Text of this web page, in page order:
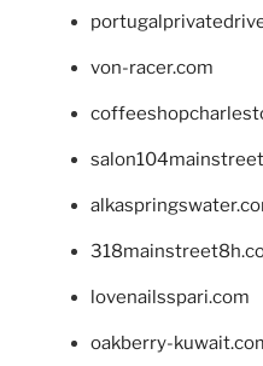
von-racer.com
lovenailsspari.com
oakberry-